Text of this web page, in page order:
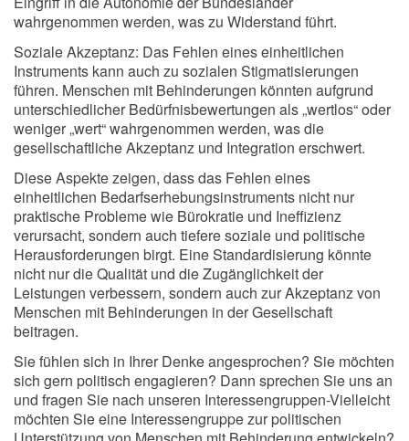
wahrgenommen werden, was zu Widerstand führt.
Soziale Akzeptanz: Das Fehlen eines einheitlichen
Instruments kann auch zu sozialen Stigmatisierungen
führen. Menschen mit Behinderungen könnten aufgrund
unterschiedlicher Bedürfnisbewertungen als „wertlos“ oder
weniger „wert“ wahrgenommen werden, was die
gesellschaftliche Akzeptanz und Integration erschwert.
Diese Aspekte zeigen, dass das Fehlen eines
einheitlichen Bedarfserhebungsinstruments nicht nur
praktische Probleme wie Bürokratie und Ineffizienz
verursacht, sondern auch tiefere soziale und politische
Herausforderungen birgt. Eine Standardisierung könnte
nicht nur die Qualität und die Zugänglichkeit der
Leistungen verbessern, sondern auch zur Akzeptanz von
Menschen mit Behinderungen in der Gesellschaft
beitragen.
Sie fühlen sich in Ihrer Denke angesprochen? Sie möchten
sich gern politisch engagieren? Dann sprechen Sie uns an
und fragen Sie nach unseren Interessengruppen-Vielleicht
möchten Sie eine Interessengruppe zur politischen